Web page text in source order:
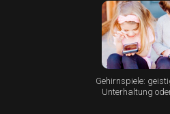
Gehirnspiele:
Unterhaltung